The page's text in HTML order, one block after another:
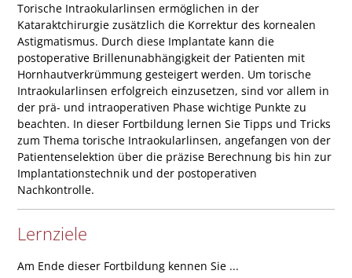
Torische Intraokularlinsen ermöglichen in der
Kataraktchirurgie zusätzlich die Korrektur des kornealen
Astigmatismus. Durch diese Implantate kann die
postoperative Brillenunabhängigkeit der Patienten mit
Hornhautverkrümmung gesteigert werden. Um torische
Intraokularlinsen erfolgreich einzusetzen, sind vor allem in
der prä- und intraoperativen Phase wichtige Punkte zu
beachten. In dieser Fortbildung lernen Sie Tipps und Tricks
zum Thema torische Intraokularlinsen, angefangen von der
Patientenselektion über die präzise Berechnung bis hin zur
Implantationstechnik und der postoperativen
Nachkontrolle.
Lernziele
Am Ende dieser Fortbildung kennen Sie ...